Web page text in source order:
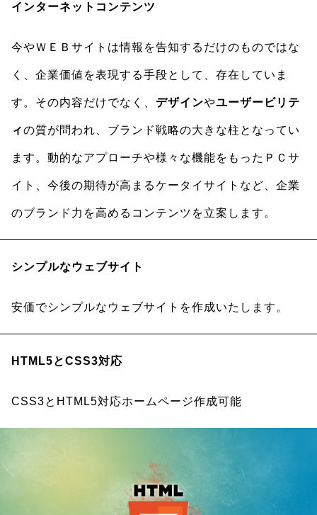
インターネットコンテンツ
今やＷＥＢサイトは情報を告知するだけのものではな
く、企業価値を表現する手段として、存在していま
す。その内容だけでなく、 デザインやユーザービリテ
ィの質が問われ、ブランド戦略の大きな柱となってい
ます。動的なアプローチや様々な機能をもったＰＣサ
イト、今後の期待が高まるケータイサイトなど、企業
のブランド力を高めるコンテンツを立案します。
シンプルなウェブサイト
安価でシンプルなウェブサイトを作成いたします。
HTML5とCSS3対応
CSS3とHTML5対応ホームページ作成可能